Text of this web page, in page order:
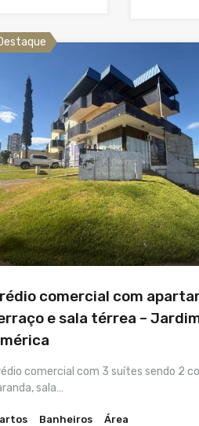
comercial com
e sala térrea –
comercial com 3 suítes sendo 2
sala…
Banheiros
Área